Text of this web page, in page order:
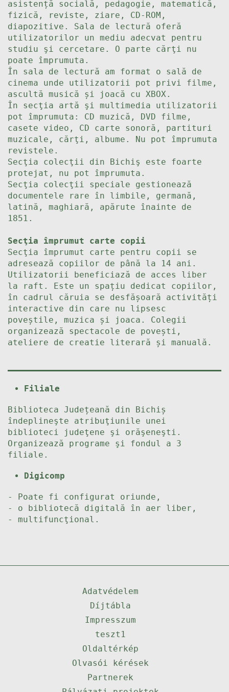
asistență socială, pedagogie, matematică,
fizică, reviste, ziare, CD-ROM,
diapozitive. Sala de lectură oferă
utilizatorilor un mediu adecvat pentru
studiu şi cercetare. O parte cărţi nu
poate împrumuta.
În sala de lectură am format o sală de
cinema unde utilizatorii pot privi filme,
ascultă musică și joacă cu XBOX.
În secţia artă şi multimedia utilizatorii
pot împrumuta: CD muzică, DVD filme,
casete video, CD carte sonoră, partituri
muzicale, cărţi, albume. Nu pot împrumuta
revistele.
Secţia colecţii din Bichiş este foarte
protejat, nu pot împrumuta.
Secţia colecţii speciale gestionează
documentele rare în limbile, germană,
latină, maghiară, apărute înainte de
1851.
Secţia împrumut carte copii
Secţia împrumut carte pentru copii se
adresează copiilor de până la 14 ani.
Utilizatorii beneficiază de acces liber
la raft. Este un spațiu dedicat copiilor,
în cadrul căruia se desfășoară activități
interactive din care nu lipsesc
poveștile, muzica și joaca. Colegii
organizează spectacole de povești,
ateliere de creatie literară și manuală.
Filiale
Biblioteca Județeană din Bichiș
îndeplineşte atribuţiunile unei
biblioteci judeţene şi orăşeneşti.
Organizează programe şi fondul a 3
filiale.
Digicomp
- Poate fi configurat oriunde,
- o bibliotecă digitală în aer liber,
- multifuncţional.
Adatvédelem
Díjtábla
Impresszum
teszt1
Oldaltérkép
Olvasói kérések
Partnerek